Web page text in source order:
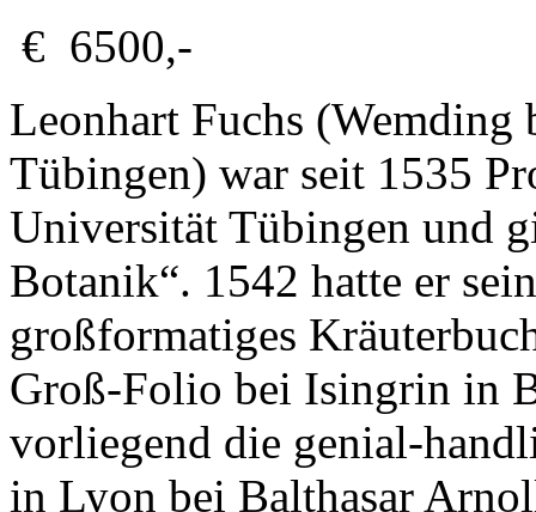
€ 6500,-
Leonhart Fuchs
Tübingen) war seit 1535
Universität Tübingen und
Botanik“. 1542 hatte er
großformatiges
Groß-Folio bei Isingrin in
vorliegend die genial-
in Lyon bei Balthasar